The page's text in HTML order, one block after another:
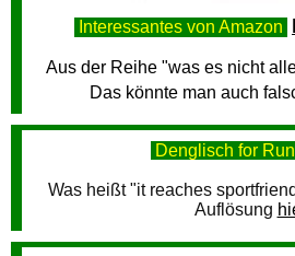
Interessantes von Amazon
Aus der Reihe "was es nicht
Das könnte man auch
Denglisch for
Was heißt "it reaches
Auflösung